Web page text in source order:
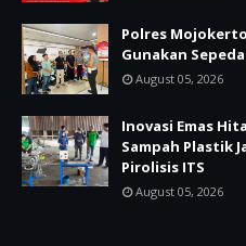
Polres
Gunakan
August 05, 2026
Inovasi Emas
Sampah Plastik
Pirolisis ITS
August 05, 2026